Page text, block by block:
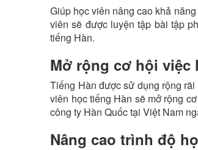
Giúp học viên nâng cao khả
viên sẽ được luyện tập bài tập
tiếng Hàn.
Mở rộng cơ hội việc
Tiếng Hàn được sử dụng rộng
viên học tiếng Hàn sẽ mở rộng
công ty Hàn Quốc tại Việt Nam
Nâng cao trình độ